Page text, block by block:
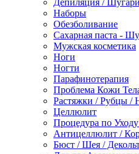
Депиляция /
Наборы
Обезболивание
Сахарная паста -
Мужская косметика
Ноги
Ногти
Парафинотерапия
Проблема Кожи
Растяжки / Рубцы /
Целлюлит
Процедура по
Антицеллюлит /
Бюст / Шея /